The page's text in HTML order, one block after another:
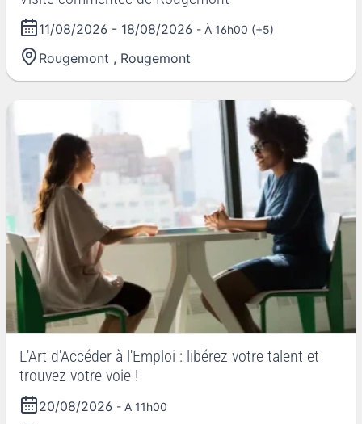
11/08/2026 - 18/08/2026 - À 16h00 (+5)
Rougemont , Rougemont
L'Art d'Accéder à l'Emploi : libérez votre talent et
trouvez votre voie !
20/08/2026 - A 11h00